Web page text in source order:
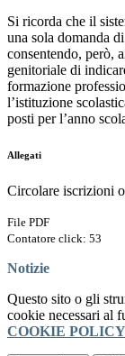
Si ricorda che il
una sola domanda
consentendo, però,
genitoriale di
formazione
l’istituzione
posti per l’anno
Allegati
Circolare iscrizioni
File PDF
Contatore click: 53
Notizie
Questo sito o gli
cookie necessari al
COOKIE POLICY